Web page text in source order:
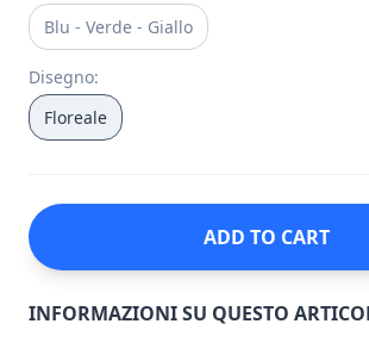
Blu - Verde - Giallo
Disegno:
Floreale
ADD TO CART
INFORMAZIONI SU QUESTO